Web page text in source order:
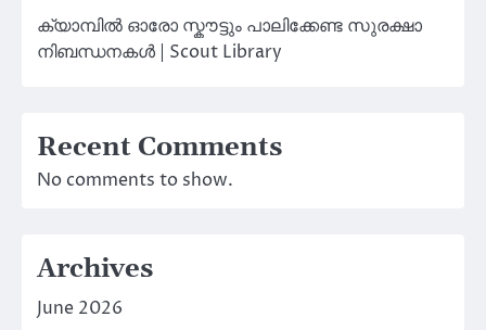
ക്യാമ്പിൽ ഓരോ സ്കൗട്ടും പാലിക്കേണ്ട സുരക്ഷാ
നിബന്ധനകൾ | Scout Library
Recent Comments
No comments to show.
Archives
June 2026